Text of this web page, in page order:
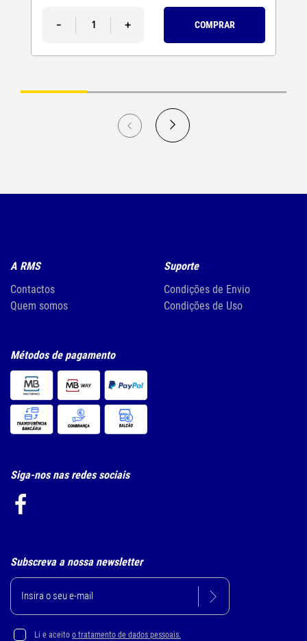
- + COMPRAR
A RMS
Contactos
Quem somos
Suporte
Condições de Envio
Condições de Uso
Métodos de pagamento
Siga-nos nas redes sociais
Subscreva a nossa newsletter
Li e aceito o tratamento de dados pessoais.